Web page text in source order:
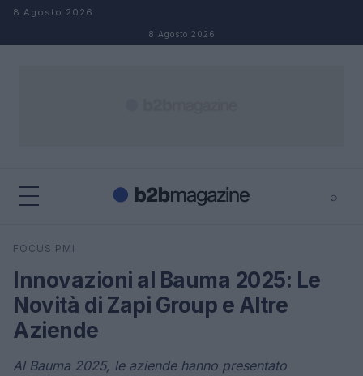
Salta al contenuto
8 Agosto 2026
8 Agosto 2026
⌕
Cerca
FOCUS PMI
Innovazioni al Bauma 2025: Le
Novità di Zapi Group e Altre
Aziende
Al Bauma 2025, le aziende hanno presentato